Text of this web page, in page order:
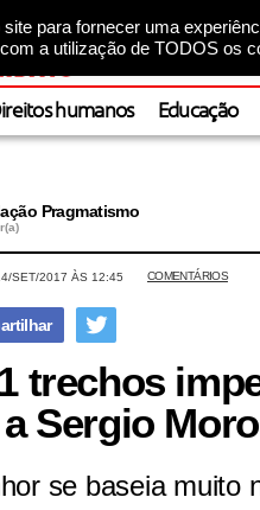
para fornecer uma
a utilização de TODOS os
humanos Educação
Pragmatismo
SET/2017 ÀS 12:45 COMENTÁRIOS
trechos
Sergio Moro
se baseia muito